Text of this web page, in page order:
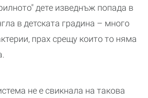
дете изведнъж попада в
в детската градина – много
прах срещу които то няма
не е свикнала на такова